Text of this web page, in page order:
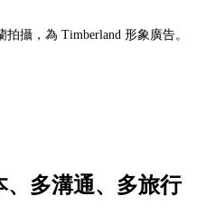
攝，為 Timberland 形象廣告。
、多溝通、多旅行